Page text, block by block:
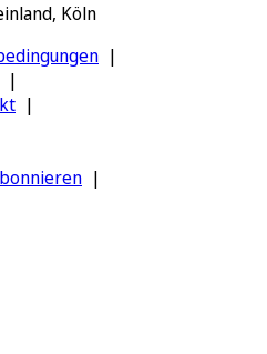
Köln